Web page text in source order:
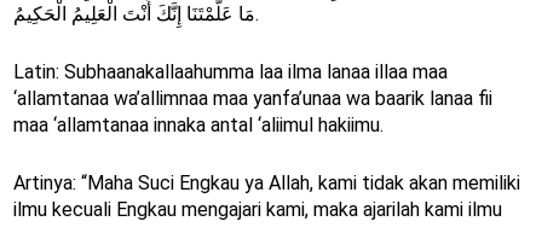
مَا عَلَّمْتَنَا إِنَّكَ أَنْتَ الْعَلِيمُ الْحَكِيمُ.
Latin: Subhaanakallaahumma laa ilma lanaa illaa maa
‘allamtanaa wa’allimnaa maa yanfa’unaa wa baarik lanaa fii
maa ‘allamtanaa innaka antal ‘aliimul hakiimu.
Artinya: “Maha Suci Engkau ya Allah, kami tidak akan memiliki
ilmu kecuali Engkau mengajari kami, maka ajarilah kami ilmu